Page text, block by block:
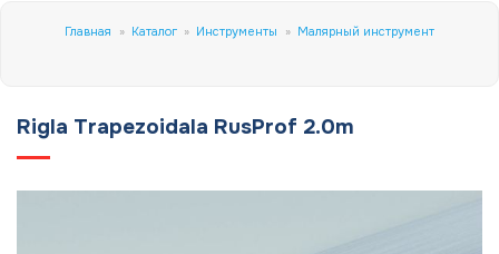
Главная » Каталог » Инструменты » Малярный инструмент
Rigla Trapezoidala RusProf 2.0m